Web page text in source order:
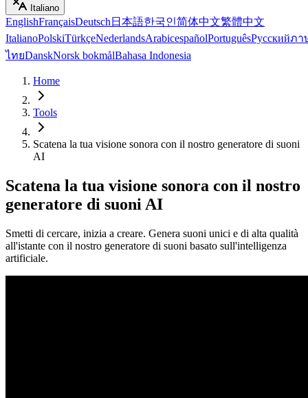
Italiano
EnglishFrançaisDeutsch 日本語한국인简体中文繁體中文
ItalianoPolskiTürkçeNederlandsArabicespañolPortuguêsРусскийภา
ไทยDanskNorsk bokmålBahasa Indonesia
Home
Tools
Scatena la tua visione sonora con il nostro generatore di suoni
AI
Scatena la tua visione sonora con il nostro
generatore di suoni AI
Smetti di cercare, inizia a creare. Genera suoni unici e di alta qualità
all'istante con il nostro generatore di suoni basato sull'intelligenza
artificiale.